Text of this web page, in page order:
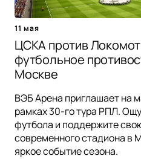
11 мая
ЦСКА против
футбольное
Москве
ВЭБ Арена приглашает на
рамках 30-го тура РПЛ.
футбола и поддержите
современного стадиона в
яркое событие сезона.